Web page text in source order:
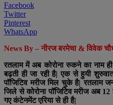
Facebook
Twitter
Pinterest
WhatsApp
News By – नीरज बरमेचा & विवेक
रतलाम में अब कोरोना रुकने का नाम
बढ़ती ही जा रही है| एक से हुयी
पॉजिटिव मरीज मिल चुके है| रतलाम
जिले से कोरोना पॉजिटिव मरीज अब
गए कंटेनमेंट एरिया से ही है|